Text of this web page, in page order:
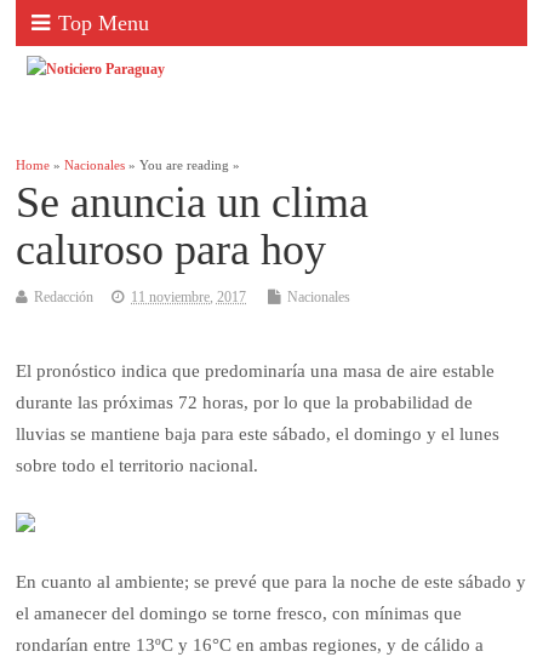
Top Menu
Home »Nacionales » You are reading »
Se anuncia un clima
caluroso para hoy
Redacción 11 noviembre, 2017 Nacionales
El pronóstico indica que predominaría una masa de aire estable
durante las próximas 72 horas, por lo que la probabilidad de
lluvias se mantiene baja para este sábado, el domingo y el lunes
sobre todo el territorio nacional.
En cuanto al ambiente; se prevé que para la noche de este sábado y
el amanecer del domingo se torne fresco, con mínimas que
rondarían entre 13ºC y 16°C en ambas regiones, y de cálido a